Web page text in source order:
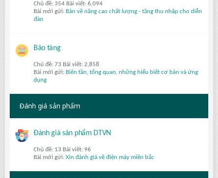
Chủ đề: 354 Bài viết: 6,094
Bài mới gửi: Bàn về nâng cao chất lượng - tăng thu nhập cho diễn
đàn
Bảo tàng
Chủ đề: 73 Bài viết: 2,858
Bài mới gửi: Biến tần, tổng quan, những hiểu biết cơ bản và ứng
dụng
Đánh giá sản phẩm
Đánh giá sản phẩm DTVN
Chủ đề: 13 Bài viết: 96
Bài mới gửi: Xin đánh giá về điện máy miền bắc